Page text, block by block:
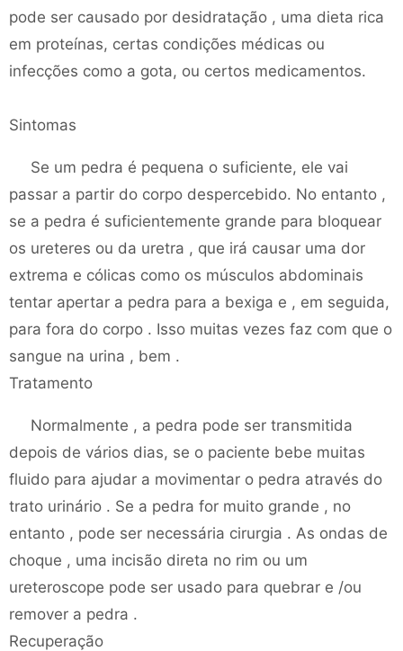
pode ser causado por desidratação , uma dieta rica
em proteínas, certas condições médicas ou
infecções como a gota, ou certos medicamentos.
Sintomas
Se um pedra é pequena o suficiente, ele vai
passar a partir do corpo despercebido. No entanto ,
se a pedra é suficientemente grande para bloquear
os ureteres ou da uretra , que irá causar uma dor
extrema e cólicas como os músculos abdominais
tentar apertar a pedra para a bexiga e , em seguida,
para fora do corpo . Isso muitas vezes faz com que o
sangue na urina , bem .
Tratamento
Normalmente , a pedra pode ser transmitida
depois de vários dias, se o paciente bebe muitas
fluido para ajudar a movimentar o pedra através do
trato urinário . Se a pedra for muito grande , no
entanto , pode ser necessária cirurgia . As ondas de
choque , uma incisão direta no rim ou um
ureteroscope pode ser usado para quebrar e /ou
remover a pedra .
Recuperação